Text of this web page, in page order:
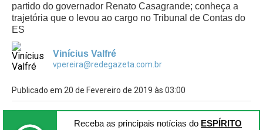
partido do governador Renato Casagrande; conheça a
trajetória que o levou ao cargo no Tribunal de Contas do
ES
Vinícius Valfré
vpereira@redegazeta.com.br
Publicado em 20 de Fevereiro de 2019 às 03:00
Receba as principais notícias do ESPÍRITO